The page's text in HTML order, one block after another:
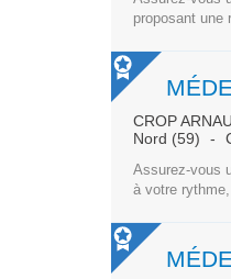
proposant une
CROP
Nord (59)
Assurez-vous
à votre